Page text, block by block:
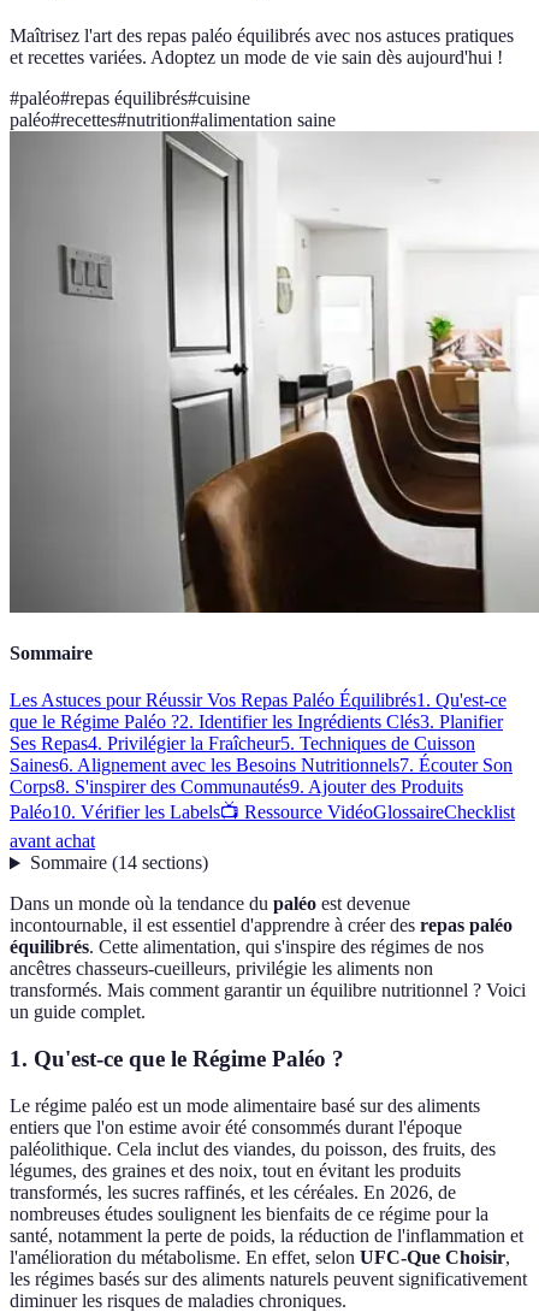
Maîtrisez l'art des repas paléo équilibrés avec nos astuces pratiques
et recettes variées. Adoptez un mode de vie sain dès aujourd'hui !
#paléo#repas équilibrés#cuisine
paléo#recettes#nutrition#alimentation saine
Sommaire
Les Astuces pour Réussir Vos Repas Paléo Équilibrés1. Qu'est-ce
que le Régime Paléo ?2. Identifier les Ingrédients Clés3. Planifier
Ses Repas4. Privilégier la Fraîcheur5. Techniques de Cuisson
Saines6. Alignement avec les Besoins Nutritionnels7. Écouter Son
Corps8. S'inspirer des Communautés9. Ajouter des Produits
Paléo10. Vérifier les Labels📺 Ressource VidéoGlossaireChecklist
avant achat
Sommaire(14 sections)
Dans un monde où la tendance du paléo est devenue
incontournable, il est essentiel d'apprendre à créer des repas paléo
équilibrés. Cette alimentation, qui s'inspire des régimes de nos
ancêtres chasseurs-cueilleurs, privilégie les aliments non
transformés. Mais comment garantir un équilibre nutritionnel ? Voici
un guide complet.
1. Qu'est-ce que le Régime Paléo ?
Le régime paléo est un mode alimentaire basé sur des aliments
entiers que l'on estime avoir été consommés durant l'époque
paléolithique. Cela inclut des viandes, du poisson, des fruits, des
légumes, des graines et des noix, tout en évitant les produits
transformés, les sucres raffinés, et les céréales. En 2026, de
nombreuses études soulignent les bienfaits de ce régime pour la
santé, notamment la perte de poids, la réduction de l'inflammation et
l'amélioration du métabolisme. En effet, selon UFC-Que Choisir,
les régimes basés sur des aliments naturels peuvent significativement
diminuer les risques de maladies chroniques.